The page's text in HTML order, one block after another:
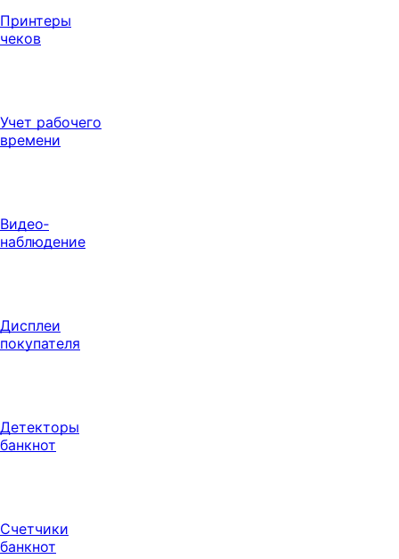
Принтеры
чеков
Учет рабочего
времени
Видео‑
наблюдение
Дисплеи
покупателя
Детекторы
банкнот
Счетчики
банкнот